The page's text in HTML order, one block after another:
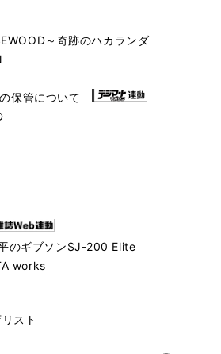
～奇跡のハカランダ
保管について
のギブソンSJ-200 Elite
works
スト